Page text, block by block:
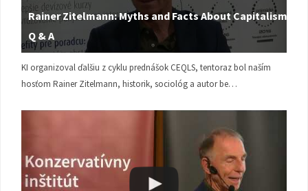
Rainer Zitelmann: Myths and Facts About Capitalism |
Q & A
KI organizoval ďalšiu z cyklu prednášok CEQLS, tentoraz bol naším
hosťom Rainer Zitelmann, historik, sociológ a autor be…